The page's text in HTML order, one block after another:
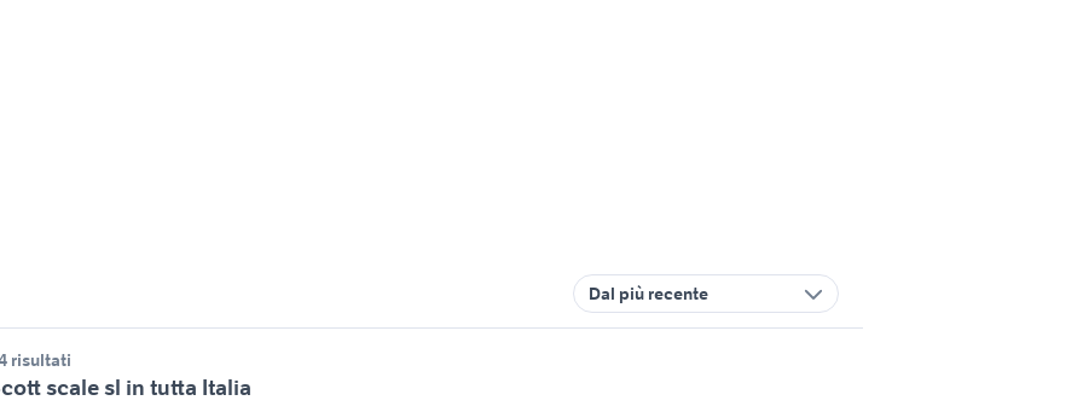
Dal più recente
risultati
scale sl in tutta Italia